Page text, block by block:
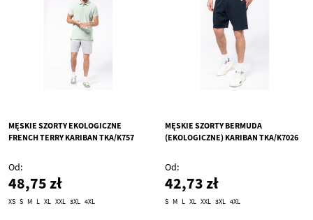
MĘSKIE SZORTY EKOLOGICZNE
FRENCH TERRY KARIBAN TKA/K757
Od
48,75 zł
XS S M L XL XXL 3XL 4XL
MĘSKIE SZORTY BERMUDA
(EKOLOGICZNE) KARIBAN TKA/K7026
Od
42,73 zł
S M L XL XXL 3XL 4XL